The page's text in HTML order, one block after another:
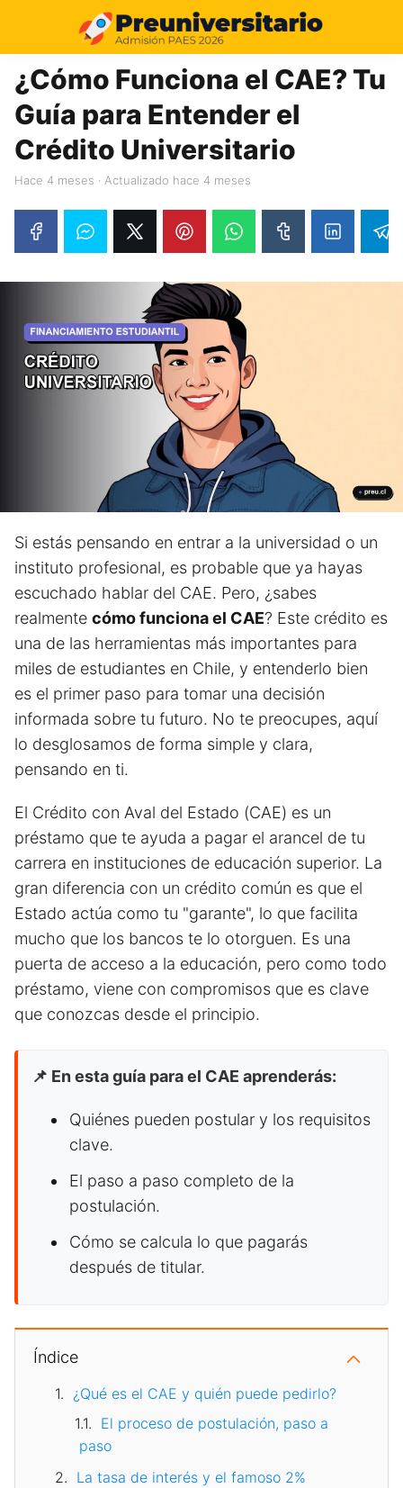
¿Cómo Funciona el CAE? Tu
Guía para Entender el
Crédito Universitario
hace 4 meses · Actualizado hace 4 meses
Si estás pensando en entrar a la universidad o un
instituto profesional, es probable que ya hayas
escuchado hablar del CAE. Pero, ¿sabes
realmente cómo funciona el CAE? Este crédito es
una de las herramientas más importantes para
miles de estudiantes en Chile, y entenderlo bien
es el primer paso para tomar una decisión
informada sobre tu futuro. No te preocupes, aquí
lo desglosamos de forma simple y clara,
pensando en ti.
El Crédito con Aval del Estado (CAE) es un
préstamo que te ayuda a pagar el arancel de tu
carrera en instituciones de educación superior. La
gran diferencia con un crédito común es que el
Estado actúa como tu "garante", lo que facilita
mucho que los bancos te lo otorguen. Es una
puerta de acceso a la educación, pero como todo
préstamo, viene con compromisos que es clave
que conozcas desde el principio.
📌 En esta guía para el CAE aprenderás:
Quiénes pueden postular y los requisitos
clave.
El paso a paso completo de la
postulación.
Cómo se calcula lo que pagarás
después de titular.
Índice
¿Qué es el CAE y quién puede pedirlo?
El proceso de postulación, paso a
paso
La tasa de interés y el famoso 2%